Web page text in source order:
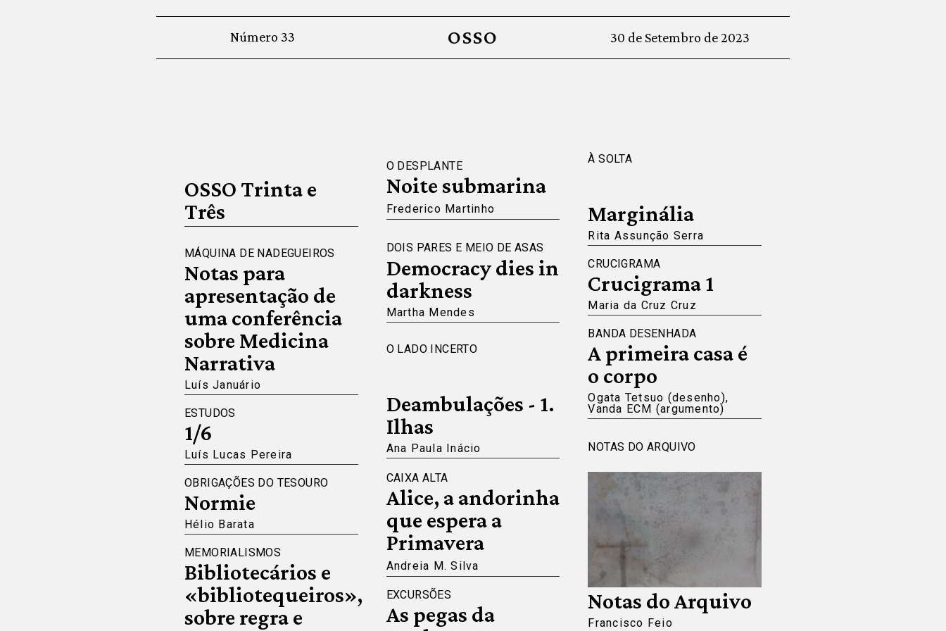
Número 33 OSSO 30 de Setembro de 2023
OSSO Trinta e
Três
MÁQUINA DE NADEGUEIROS
Notas para
apresentação de
uma conferência
sobre Medicina
Narrativa
Luís Januário
ESTUDOS
1/6
Luís Lucas Pereira
OBRIGAÇÕES DO TESOURO
Normie
Hélio Barata
MEMORIALISMOS
Bibliotecários e
«bibliotequeiros»,
sobre regra e
O DESPLANTE
Noite submarina
Frederico Martinho
DOIS PARES E MEIO DE ASAS
Democracy dies in
darkness
Martha Mendes
O LADO INCERTO
Deambulações - 1.
Ilhas
Ana Paula Inácio
CAIXA ALTA
Alice, a andorinha
que espera a
Primavera
Andreia M. Silva
EXCURSÕES
As pegas da
À SOLTA
Marginália
Rita Assunção Serra
CRUCIGRAMA
Crucigrama 1
Maria da Cruz Cruz
BANDA DESENHADA
A primeira casa é
o corpo
Ogata Tetsuo (desenho),
Vanda ECM (argumento)
NOTAS DO ARQUIVO
Notas do Arquivo
Francisco Feio